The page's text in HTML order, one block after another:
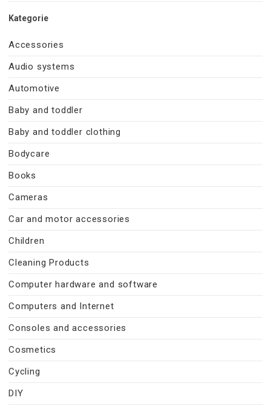
Kategorie
Accessories
Audio systems
Automotive
Baby and toddler
Baby and toddler clothing
Bodycare
Books
Cameras
Car and motor accessories
Children
Cleaning Products
Computer hardware and software
Computers and Internet
Consoles and accessories
Cosmetics
Cycling
DIY